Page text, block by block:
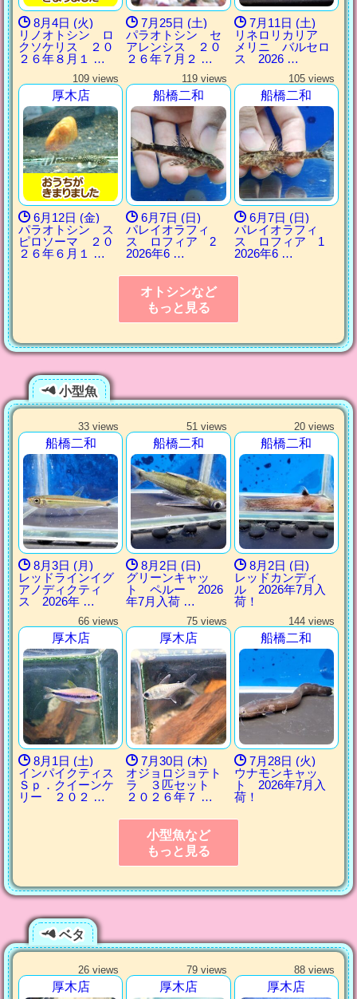
8月4日 (火)
リノオトシン ロ
クソケリス ２０
２６年８月１ …
7月25日 (土)
パラオトシン セ
アレンシス ２０
２６年７月２ …
7月11日 (土)
リネロリカリア
メリニ バルセロ
ス 2026 …
109 views
厚木店
6月12日 (金)
パラオトシン ス
ピロソーマ ２０
２６年６月１ …
119 views
船橋二和
6月7日 (日)
パレイオラフィ
ス ロフィア 2
2026年6 …
105 views
船橋二和
6月7日 (日)
パレイオラフィ
ス ロフィア 1
2026年6 …
オトシンなど
もっと見る
小型魚
33 views
船橋二和
8月3日 (月)
レッドラインイグ
アノディクティ
ス 2026年 …
51 views
船橋二和
8月2日 (日)
グリーンキャッ
ト ペルー 2026
年7月入荷 …
20 views
船橋二和
8月2日 (日)
レッドカンディ
ル 2026年7月入
荷！
66 views
厚木店
8月1日 (土)
インパイクティス
Ｓｐ．クイーンケ
リー ２０２ …
75 views
厚木店
7月30日 (木)
オジョロジョテト
ラ ３匹セット
２０２６年７ …
144 views
船橋二和
7月28日 (火)
ウナモンキャッ
ト 2026年7月入
荷！
小型魚など
もっと見る
ベタ
26 views
厚木店
79 views
厚木店
88 views
厚木店